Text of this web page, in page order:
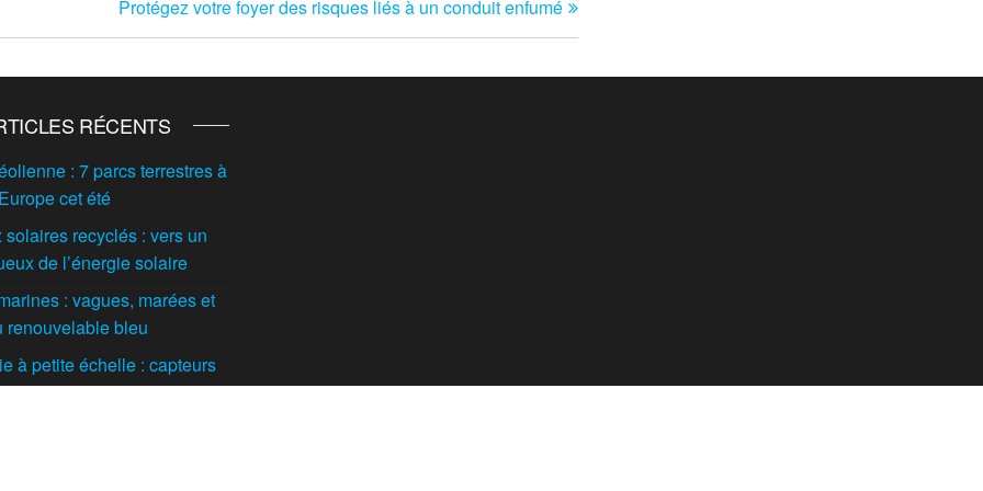
suivant
Protégez votre foyer des risques liés à un conduit enfumé
RÉCENTS
: 7 parcs terrestres à
cet été
solaires recyclés : vers un
de l’énergie solaire
: vagues, marées et
renouvelable bleu
à petite échelle : capteurs
maisons individuelles